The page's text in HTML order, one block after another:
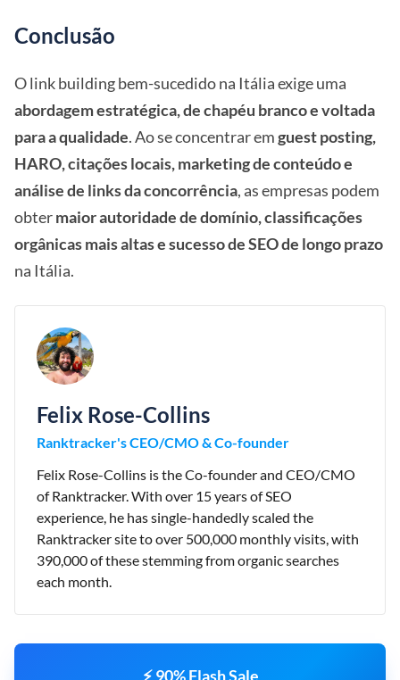
Conclusão
O link building bem-sucedido na Itália exige uma
abordagem estratégica, de chapéu branco e voltada
para a qualidade. Ao se concentrar emguest posting,
HARO, citações locais, marketing de conteúdo e
análise de links da concorrência, as empresas podem
obtermaior autoridade de domínio, classificações
orgânicas mais altas e sucesso de SEO de longo prazo
na Itália.
Felix Rose-Collins
Ranktracker's CEO/CMO & Co-founder
Felix Rose-Collins is the Co-founder and CEO/CMO
of Ranktracker. With over 15 years of SEO
experience, he has single-handedly scaled the
Ranktracker site to over 500,000 monthly visits, with
390,000 of these stemming from organic searches
each month.
⚡ 90% Flash Sale